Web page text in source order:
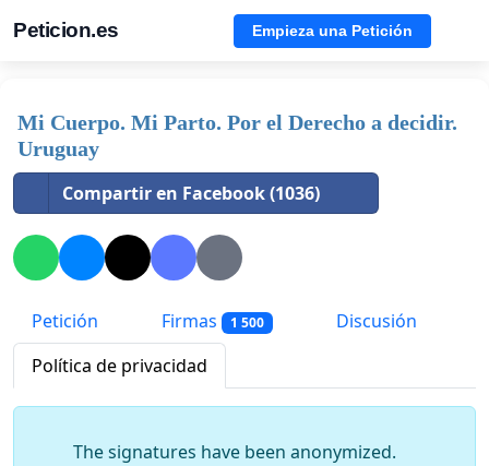
Peticion.es Empieza una Petición
Mi Cuerpo. Mi Parto. Por el Derecho a decidir.
Uruguay
Compartir en Facebook (1036)
Petición Firmas 1 500
Discusión
Política de privacidad
The signatures have been anonymized.